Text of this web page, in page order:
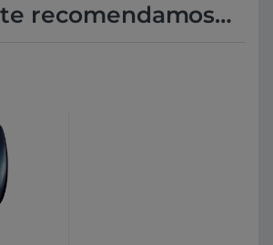
recomendamos…